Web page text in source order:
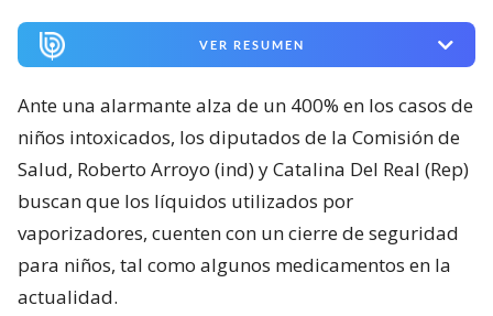
VER RESUMEN
Ante una alarmante alza de un 400% en los casos de
niños intoxicados, los diputados de la Comisión de
Salud, Roberto Arroyo (ind) y Catalina Del Real (Rep)
buscan que los líquidos utilizados por
vaporizadores, cuenten con un cierre de seguridad
para niños, tal como algunos medicamentos en la
actualidad.